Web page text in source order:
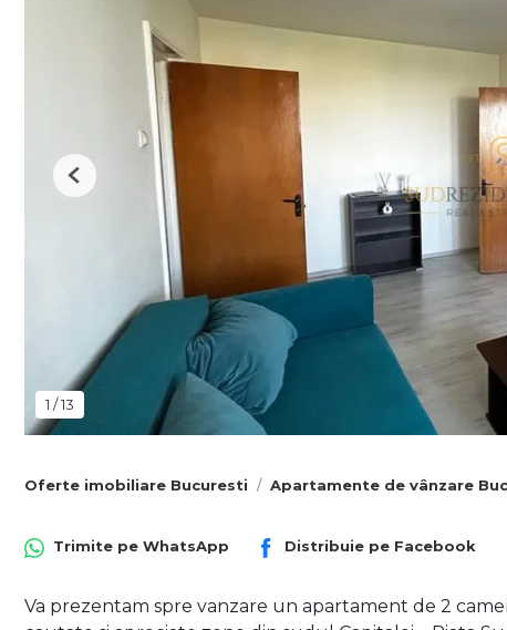
1 /13
Previous
Oferte imobiliare Bucuresti Apartamente de vânzare
Trimite pe WhatsApp Distribuie pe Facebook
Va prezentam spre vanzare un apartament de 2